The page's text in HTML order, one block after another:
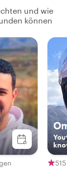
und wie
können